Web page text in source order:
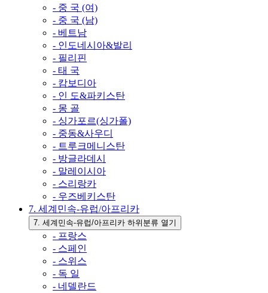
- 중 국 (여)
- 중 국 (남)
- 베트남
- 인도네시아&발리
- 필리핀
- 태 국
- 캄보디아
- 인 도&파키스탄
- 몽 골
- 싱가포르(싱가폴)
- 중동&사우디
- 트루크메니스탄
- 방글라데시
- 말레이시아
- 스리랑카
- 우즈베키스탄
7. 세계민속-유럽/아프리카
7. 세계민속-유럽/아프리카 하위분류 열기
- 프랑스
- 스페인
- 스위스
- 독 일
- 네델란드